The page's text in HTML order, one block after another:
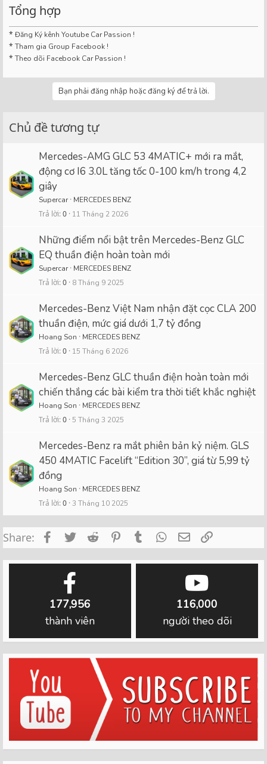
Tổng hợp
* Đăng Ký kênh Youtube Car Passion !
* Tham gia Group Facebook !
* Theo dõi Facebook Car Passion !
Bạn phải đăng nhập hoặc đăng ký để trả lời.
Chủ đề tương tự
Mercedes-AMG GLC 53 4MATIC+ mới ra mắt,
động cơ I6 3.0L tăng tốc 0-100 km/h trong 4,2
giây
Supercar MERCEDES BENZ
Trả lời 0 11 Tháng 2 2026
Những điểm nổi bật trên Mercedes-Benz GLC
EQ thuần điện hoàn toàn mới
Supercar MERCEDES BENZ
Trả lời 0 8 Tháng 9 2025
Mercedes-Benz Việt Nam nhận đặt cọc CLA 200
thuần điện, mức giá dưới 1,7 tỷ đồng
Hoang Son MERCEDES BENZ
Trả lời 0 15 Tháng 6 2026
Mercedes-Benz GLC thuần điện hoàn toàn mới
chiến thắng các bài kiểm tra thời tiết khắc nghiệt
Hoang Son MERCEDES BENZ
Trả lời 0 5 Tháng 3 2025
Mercedes-Benz ra mắt phiên bản kỷ niệm. GLS
450 4MATIC Facelift “Edition 30”, giá từ 5,99 tỷ
đồng
Hoang Son MERCEDES BENZ
Trả lời 0 3 Tháng 10 2025
Share: FacebookTwitterReddit PinterestTumblrWhatsApp
Email
177,956
thành viên
116,000
người theo dõi